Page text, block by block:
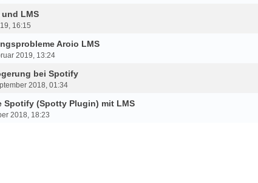
LMS
16:15
Aroio LMS
2019, 13:24
bei Spotify
2018, 01:34
Spotify (Spotty Plugin) mit LMS
2018, 18:23